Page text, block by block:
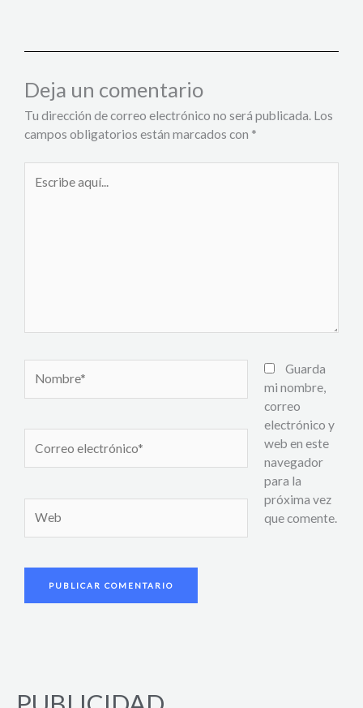
Deja un comentario
Tu dirección de correo electrónico no será publicada. Los
campos obligatorios están marcados con *
aquí...
electrónico*
Guarda
mi nombre,
correo
electrónico y
web en este
navegador
para la
próxima vez
que comente.